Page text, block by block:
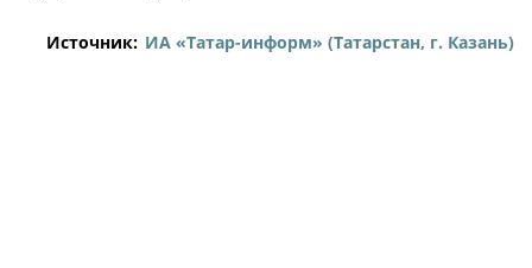
Источник: ИА «Татар-информ» (Татарстан, г. Казань)